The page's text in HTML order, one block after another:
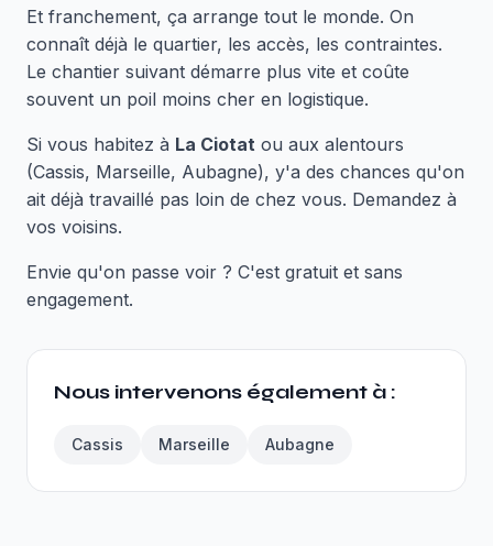
Et franchement, ça arrange tout le monde. On
connaît déjà le quartier, les accès, les contraintes.
Le chantier suivant démarre plus vite et coûte
souvent un poil moins cher en logistique.
Si vous habitez à La Ciotat ou aux alentours
(Cassis, Marseille, Aubagne), y'a des chances qu'on
ait déjà travaillé pas loin de chez vous. Demandez à
vos voisins.
Envie qu'on passe voir ? C'est gratuit et sans
engagement.
Nous intervenons également à :
Cassis Marseille Aubagne